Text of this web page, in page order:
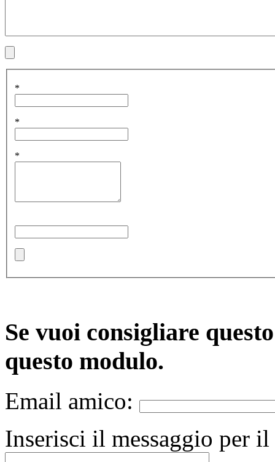
*
*
*
Se vuoi consigliare
questo modulo.
Email amico:
Inserisci il messaggio per